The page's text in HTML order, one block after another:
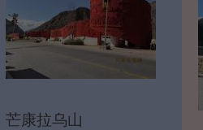
芒康拉乌山